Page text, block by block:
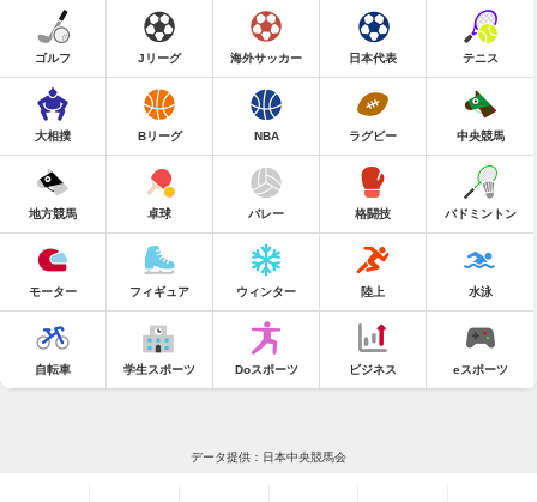
ゴルフ Jリーグ 海外サッカー 日本代表 テニス
大相撲 Bリーグ NBA ラグビー 中央競馬
地方競馬 卓球 バレー 格闘技 バドミントン
モーター フィギュア ウィンター 陸上 水泳
自転車 学生スポーツ Doスポーツ ビジネス eスポーツ
データ提供：日本中央競馬会